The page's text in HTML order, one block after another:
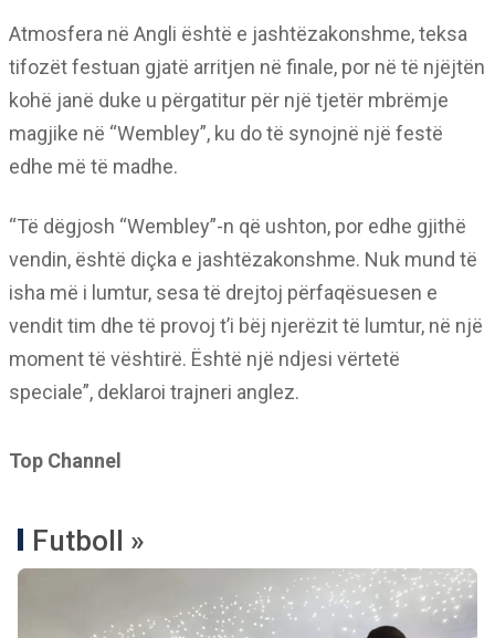
Atmosfera në Angli është e jashtëzakonshme, teksa
tifozët festuan gjatë arritjen në finale, por në të njëjtën
kohë janë duke u përgatitur për një tjetër mbrëmje
magjike në “Wembley”, ku do të synojnë një festë
edhe më të madhe.
“Të dëgjosh “Wembley”-n që ushton, por edhe gjithë
vendin, është diçka e jashtëzakonshme. Nuk mund të
isha më i lumtur, sesa të drejtoj përfaqësuesen e
vendit tim dhe të provoj t’i bëj njerëzit të lumtur, në një
moment të vështirë. Është një ndjesi vërtetë
speciale”, deklaroi trajneri anglez.
Top Channel
Futboll »